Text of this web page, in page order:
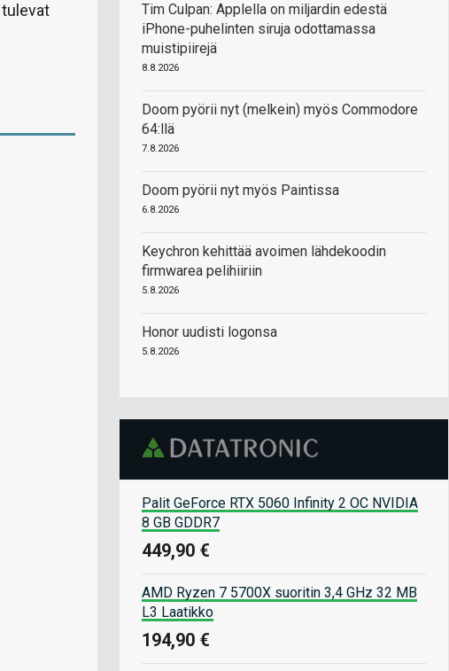
Tim Culpan: Applella on miljardin edestä
iPhone-puhelinten siruja odottamassa
muistipiirejä
8.8.2026
Doom pyörii nyt (melkein) myös Commodore
64:llä
7.8.2026
Doom pyörii nyt myös Paintissa
6.8.2026
Keychron kehittää avoimen lähdekoodin
firmwarea pelihiiriin
5.8.2026
Honor uudisti logonsa
5.8.2026
Palit GeForce RTX 5060 Infinity 2 OC NVIDIA
8 GB GDDR7
449,90 €
AMD Ryzen 7 5700X suoritin 3,4 GHz 32 MB
L3 Laatikko
194,90 €